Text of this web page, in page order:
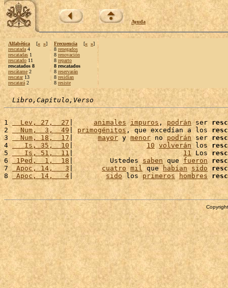
Ayuda
Alfabética [« »]
rescatada 4
rescatadas 1
rescatado 11
rescatados 8
rescátame 2
rescatar13
rescatará 2
Frecuencia [« »]
8 renegados
8 renovación
8 reparto
8 rescatados
8 reservarán
8 residían
8 resiste
Libro,Capítulo,Verso
1
  Lev, 27,  27
| animales impuros , podrán ser
2
  Num,  3,  49
| primogénitos, que excedían a los
3
  Num, 18,  17
| mayor y menor no podrán ser
4
   Is, 35,  10
| 10 volverán los
5
   Is, 51,  11
| 11 Los
6 1Ped,  1,  18 |         Ustedes saben que fueron
7
Apoc, 14,   3| cuatro mil que habían sido
8
Apoc, 14,   4| sido los primeros hombres